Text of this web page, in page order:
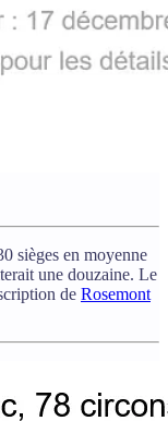
sièges en moyenne
une douzaine. Le
de Rosemont